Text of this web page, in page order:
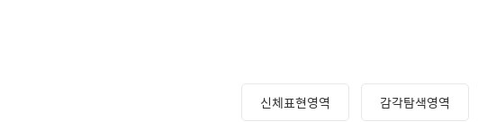
신체표현영역 감각탐색영역